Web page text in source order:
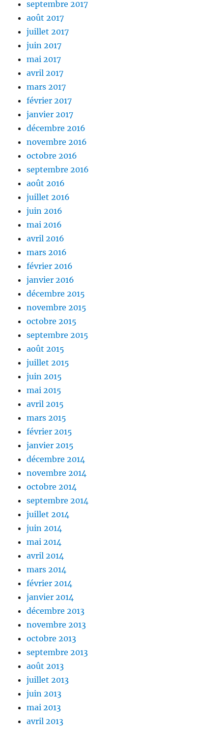
septembre 2017
août 2017
juillet 2017
juin 2017
mai 2017
avril 2017
mars 2017
février 2017
janvier 2017
décembre 2016
novembre 2016
octobre 2016
septembre 2016
août 2016
juillet 2016
juin 2016
mai 2016
avril 2016
mars 2016
février 2016
janvier 2016
décembre 2015
novembre 2015
octobre 2015
septembre 2015
août 2015
juillet 2015
juin 2015
mai 2015
avril 2015
mars 2015
février 2015
janvier 2015
décembre 2014
novembre 2014
octobre 2014
septembre 2014
juillet 2014
juin 2014
mai 2014
avril 2014
mars 2014
février 2014
janvier 2014
décembre 2013
novembre 2013
octobre 2013
septembre 2013
août 2013
juillet 2013
juin 2013
mai 2013
avril 2013